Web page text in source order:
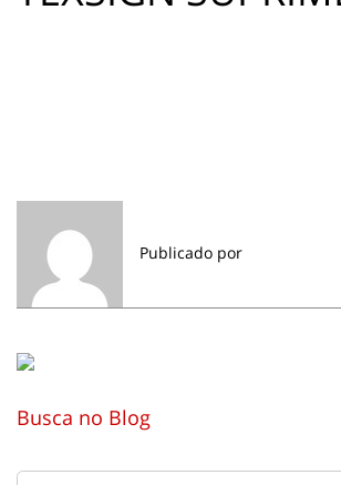
Publicado por
Busca no Blog